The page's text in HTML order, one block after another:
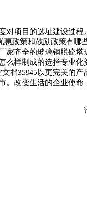
目的选址建设过程
政策和鼓励政策有
齐全的玻璃钢脱硫
样制成的选择专业
档35945以更完美
改变生活的企业使